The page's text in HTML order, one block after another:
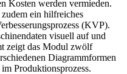
Kosten werden vermieden.
ein hilfreiches
(KVP).
visuell auf und
zeigt das Modul zwölf
Diagrammformen
Produktionsprozess.